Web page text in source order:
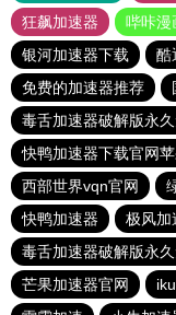
狂飙加速器
哔咔漫
银河加速器下载
酷
免费的加速器推荐
毒舌加速器破解版永
快鸭加速器下载官网
西部世界vqn官网
快鸭加速器
极风加
毒舌加速器破解版永
芒果加速器官网